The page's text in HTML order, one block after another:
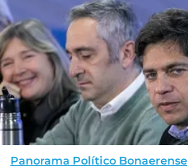
Panorama Político Bonaerense